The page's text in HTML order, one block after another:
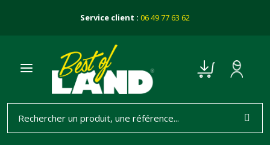
Service client : 06 49 77 63 62